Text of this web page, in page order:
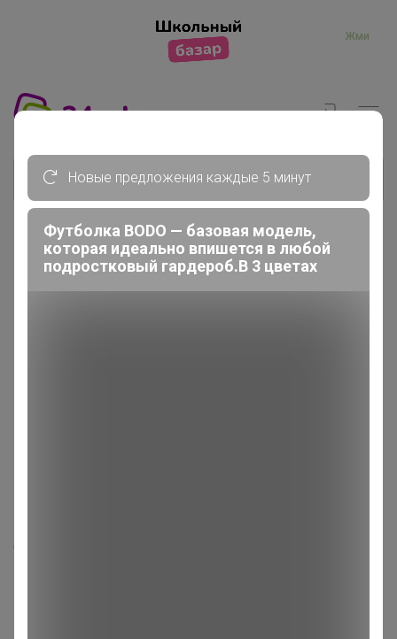
Жми
Новые предложения каждые 5 минут
Футболка BODO — базовая модель,
которая идеально впишется в любой
подростковый гардероб.В 3 цветах